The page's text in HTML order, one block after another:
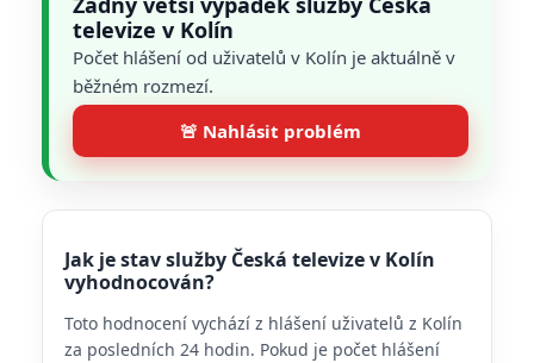
televize v Kolín
Počet hlášení od uživatelů v Kolín je aktuálně v
běžném rozmezí.
🚨 Nahlásit problém
Jak je stav služby Česká televize v Kolín
vyhodnocován?
Toto hodnocení vychází z hlášení uživatelů z Kolín
za posledních 24 hodin. Pokud je počet hlášení